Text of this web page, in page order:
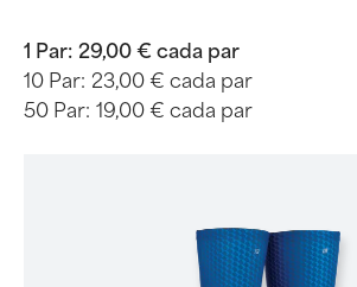
1 Par: 29,00 € cada par
10 Par: 23,00 € cada par
50 Par: 19,00 € cada par